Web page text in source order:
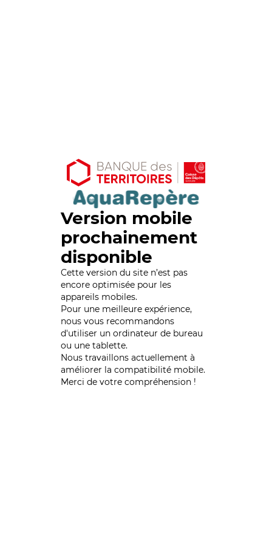
Version mobile
prochainement
disponible
Cette version du site n’est pas
encore optimisée pour les
appareils mobiles.
Pour une meilleure expérience,
nous vous recommandons
d'utiliser un ordinateur de bureau
ou une tablette.
Nous travaillons actuellement à
améliorer la compatibilité mobile.
Merci de votre compréhension !